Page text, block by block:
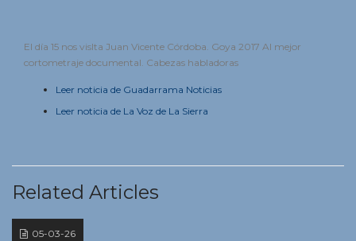
El día 15 nos visIta Juan Vicente Córdoba. Goya 2017 Al mejor
cortometraje documental. Cabezas habladoras
Leer noticia de Guadarrama Noticias
Leer noticia de La Voz de La Sierra
Related Articles
05-03-26